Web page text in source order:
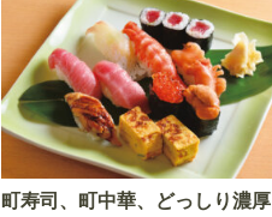
町寿司、町中華、どっしり濃厚